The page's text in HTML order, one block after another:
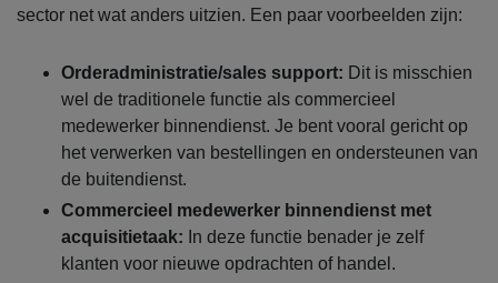
sector net wat anders uitzien. Een paar voorbeelden zijn:
Orderadministratie/sales support: Dit is misschien
wel de traditionele functie als commercieel
medewerker binnendienst. Je bent vooral gericht op
het verwerken van bestellingen en ondersteunen van
de buitendienst.
Commercieel medewerker binnendienst met
acquisitietaak: In deze functie benader je zelf
klanten voor nieuwe opdrachten of handel.